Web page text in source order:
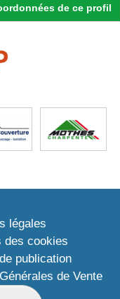
de ce profil
légales
des cookies
publication
de Vente